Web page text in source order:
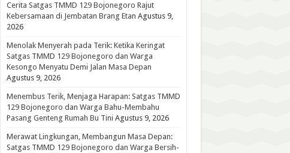
Cerita Satgas TMMD 129 Bojonegoro Rajut
Kebersamaan di Jembatan Brang Etan Agustus 9,
2026
Menolak Menyerah pada Terik: Ketika Keringat
Satgas TMMD 129 Bojonegoro dan Warga
Kesongo Menyatu Demi Jalan Masa Depan
Agustus 9, 2026
Menembus Terik, Menjaga Harapan: Satgas TMMD
129 Bojonegoro dan Warga Bahu-Membahu
Pasang Genteng Rumah Bu Tini Agustus 9, 2026
Merawat Lingkungan, Membangun Masa Depan:
Satgas TMMD 129 Bojonegoro dan Warga Bersih-